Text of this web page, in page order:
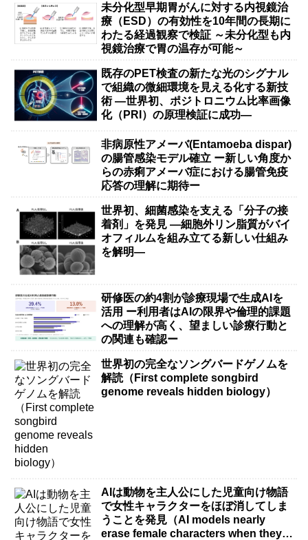
未分化型早期胃がんに対する内視鏡治
療（ESD）の有効性を10年間の長期に
わたる経過観察で検証 ～未分化型も内
視鏡治療で胃の温存が可能～
既存のPET検査の新たな光のシグナル
で組織の微細環境を見える化する新技
術 ―世界初、ポジトロニウム比率画像
化（PRI）の原理検証に成功―
非病原性アメーバ(Entamoeba dispar)
の腸管感染モデル確立 ー新しい角度か
らの赤痢アメーバ症における腸管免疫
応答の理解に期待ー
世界初、細菌感染を支える「分子の接
着剤」を発見 ―細胞外リン脂質がバイ
オフィルムを組み立てる新しい仕組み
を解明―
研修医の約4割が診療現場で生成AIを
活用 ー利用者はAIの限界や倫理的課題
への理解が高く、望ましい診療行動と
の関連も確認ー
世界初の完全なソングバードゲノムを
解読（First complete songbird
genome reveals hidden biology）
AIは動物を主人公にした児童向け物語
で女性キャラクターをほぼ消してしま
うことを発見（AI models nearly
erase female characters when they